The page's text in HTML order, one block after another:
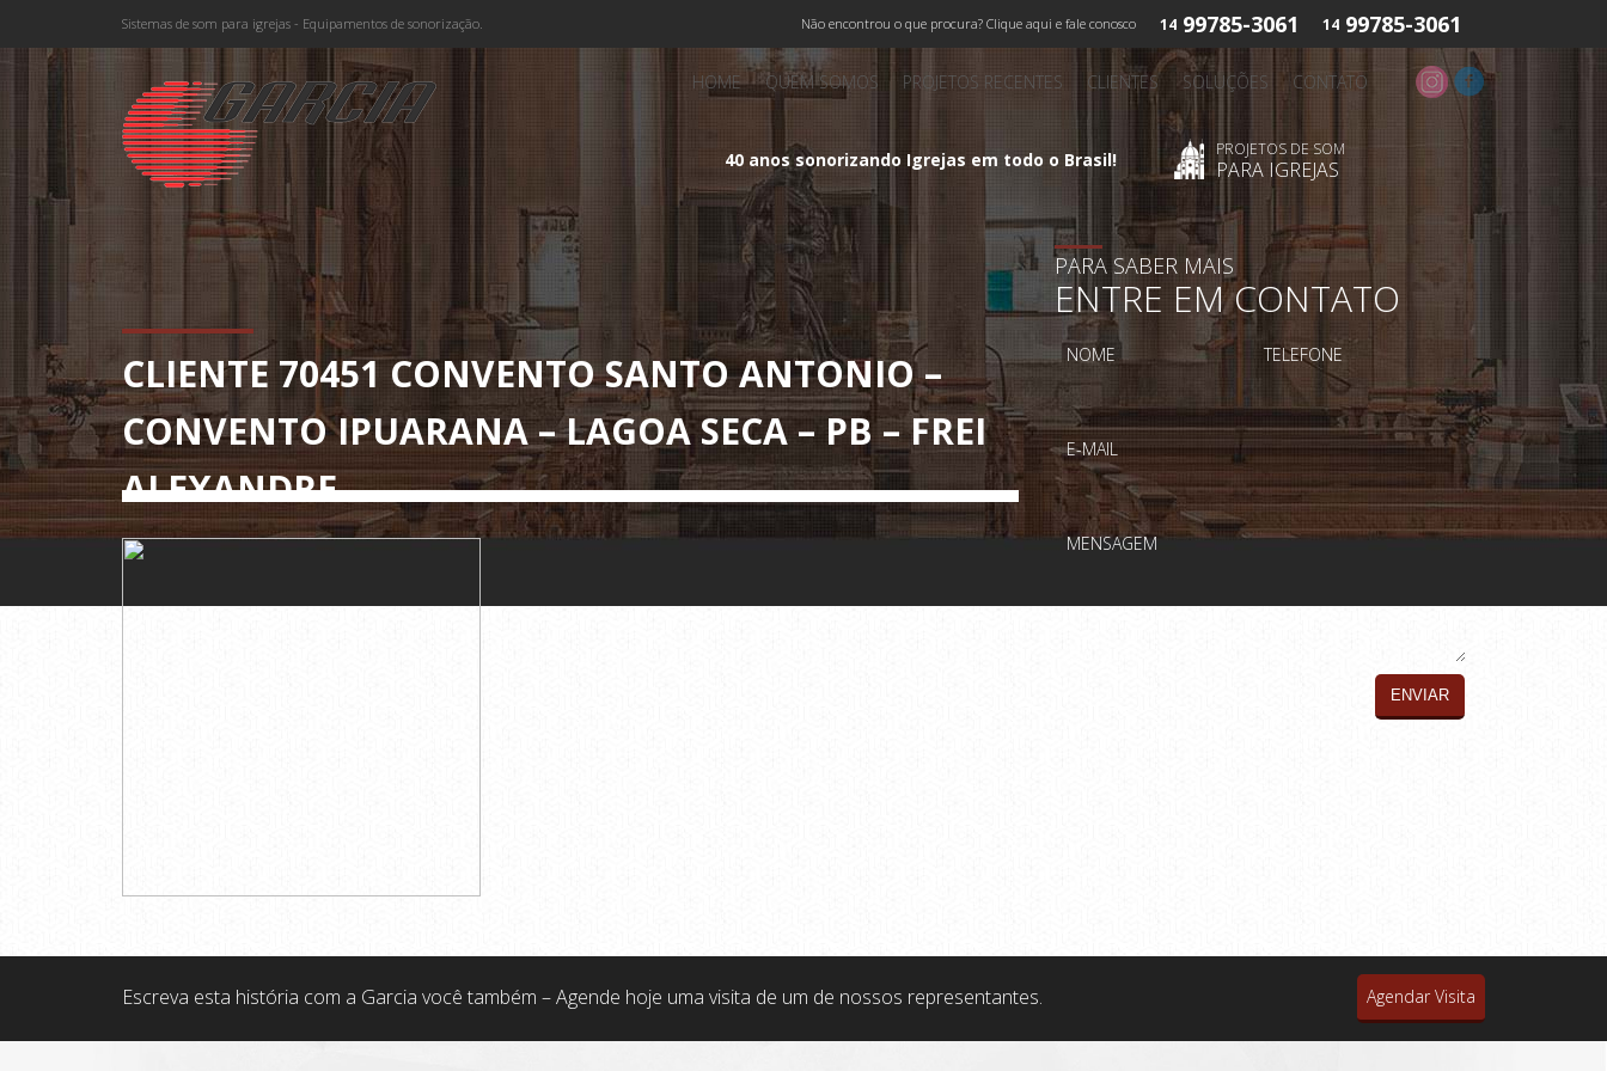
Sistemas de som para igrejas - Equipamentos de sonorização. 14 99785-3061
Não encontrou o que procura? Clique aqui e fale conosco 14 99785-3061
HOME QUEM SOMOS PROJETOS RECENTES CLIENTES SOLUÇÕES CONTATO
40 anos sonorizando Igrejas em todo o Brasil! PROJETOS DE SOM
PARA IGREJAS
CLIENTE 70451 CONVENTO SANTO ANTONIO –
CONVENTO IPUARANA – LAGOA SECA – PB – FREI
ALEXANDRE
PARA SABER MAIS
ENTRE EM CONTATO
NOME TELEFONE
E-MAIL
MENSAGEM
Escreva esta história com a Garcia você também – Agende hoje uma visita de um de nossos representantes. Agendar Visita